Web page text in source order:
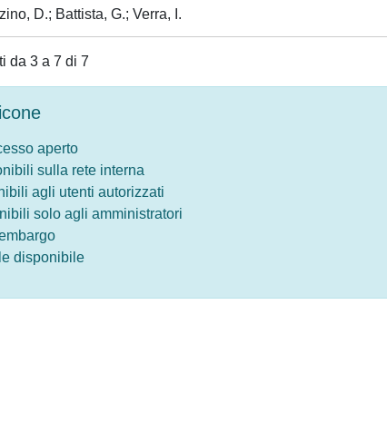
D.; Battista, G.; Verra, I.
da 3 a 7 di 7
aperto
sulla rete interna
agli utenti autorizzati
solo agli amministratori
disponibile